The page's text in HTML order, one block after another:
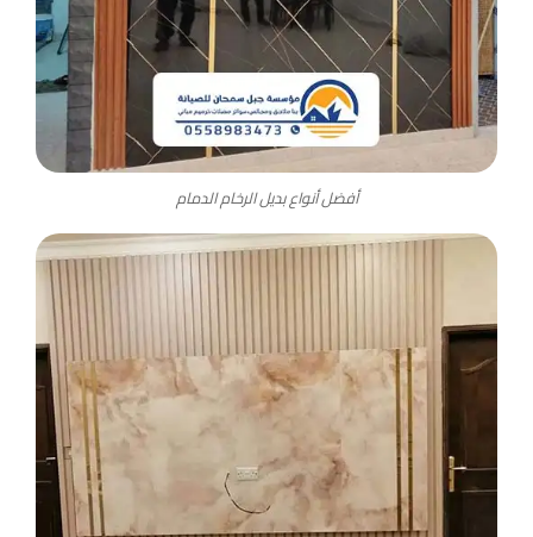
أفضل أنواع بديل الرخام الدمام